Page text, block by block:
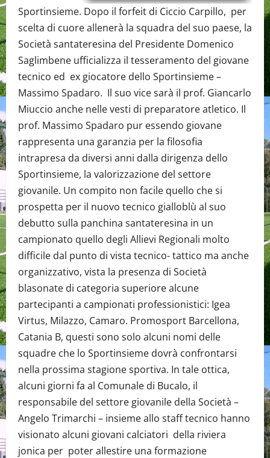
Sportinsieme. Dopo il forfeit di Ciccio Carpillo, per
scelta di cuore allenerà la squadra del suo paese, la
Società santateresina del Presidente Domenico
Saglimbene ufficializza il tesseramento del giovane
tecnico ed ex giocatore dello Sportinsieme –
Massimo Spadaro. Il suo vice sarà il prof. Giancarlo
Miuccio anche nelle vesti di preparatore atletico. Il
prof. Massimo Spadaro pur essendo giovane
rappresenta una garanzia per la filosofia
intrapresa da diversi anni dalla dirigenza dello
Sportinsieme, la valorizzazione del settore
giovanile. Un compito non facile quello che si
prospetta per il nuovo tecnico gialloblù al suo
debutto sulla panchina santateresina in un
campionato quello degli Allievi Regionali molto
difficile dal punto di vista tecnico- tattico ma anche
organizzativo, vista la presenza di Società
blasonate di categoria superiore alcune
partecipanti a campionati professionistici: Igea
Virtus, Milazzo, Camaro. Promosport Barcellona,
Catania B, questi sono solo alcuni nomi delle
squadre che lo Sportinsieme dovrà confrontarsi
nella prossima stagione sportiva. In tale ottica,
alcuni giorni fa al Comunale di Bucalo, il
responsabile del settore giovanile della Società –
Angelo Trimarchi – insieme allo staff tecnico hanno
visionato alcuni giovani calciatori della riviera
jonica per poter allestire una formazione